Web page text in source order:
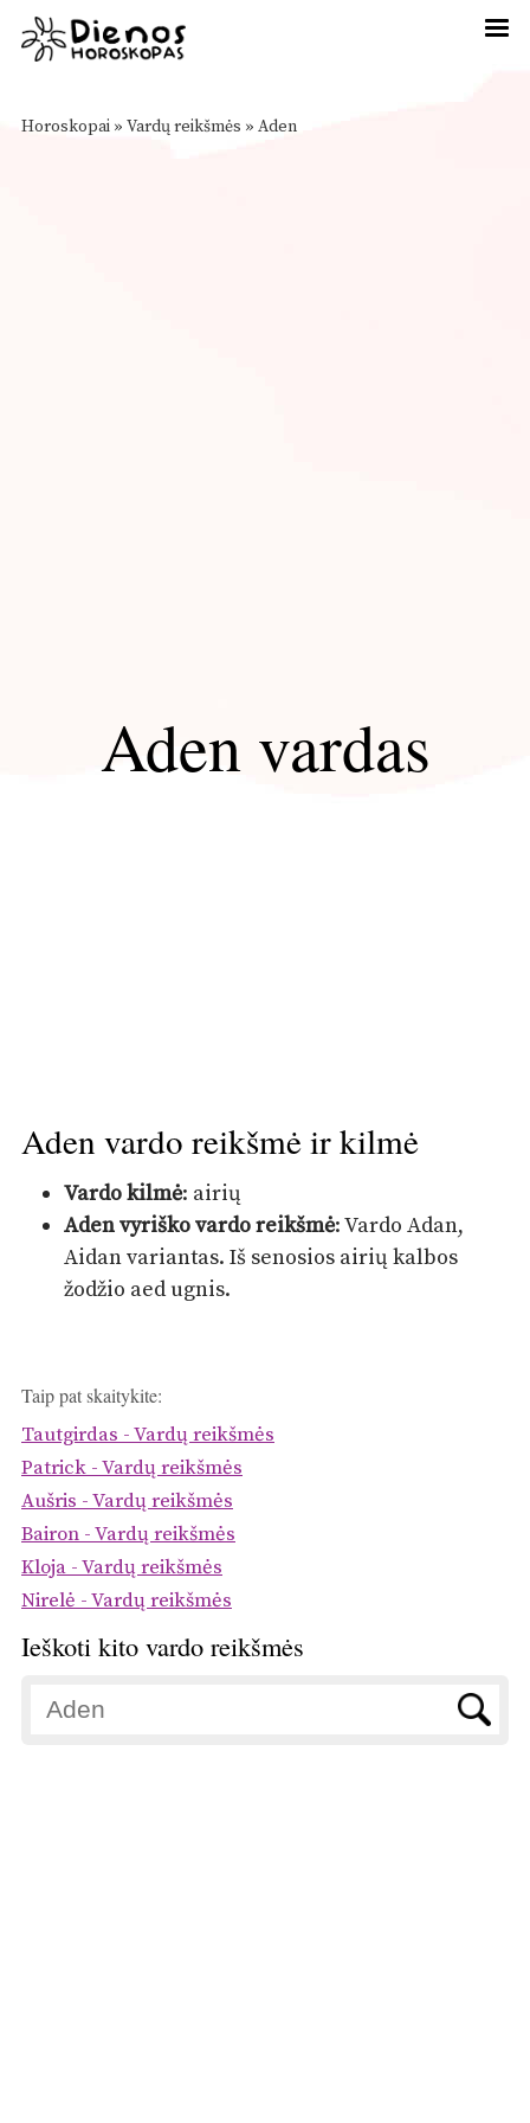
Horoskopai » Vardų reikšmės » Aden
Aden vardas
Aden vardo reikšmė ir kilmė
Vardo kilmė: airių
Aden vyriško vardo reikšmė: Vardo Adan,
Aidan variantas. Iš senosios airių kalbos
žodžio aed ugnis.
Taip pat skaitykite:
Tautgirdas - Vardų reikšmės
Patrick - Vardų reikšmės
Aušris - Vardų reikšmės
Bairon - Vardų reikšmės
Kloja - Vardų reikšmės
Nirelė - Vardų reikšmės
Ieškoti kito vardo reikšmės